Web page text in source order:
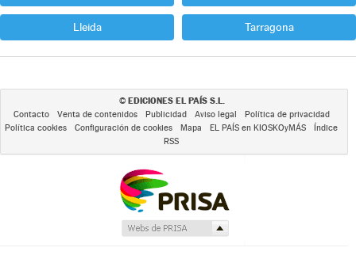
Lleida Tarragona
© EDICIONES EL PAÍS S.L.
Contacto Venta de contenidos Publicidad Aviso legal
Política de privacidad
Política cookies
Configuración de cookies Mapa EL PAÍS en KIOSKOyMÁS
Índice
RSS